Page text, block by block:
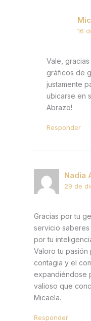
16
Vale,
gráficos de
justamente
ubicarse en
Abrazo!
Responder
Nadia
29 de
Gracias por tu
servicio
por tu
Valoro tu pasión
contagia y el
expandiéndose
valioso que
Micaela.
Responder